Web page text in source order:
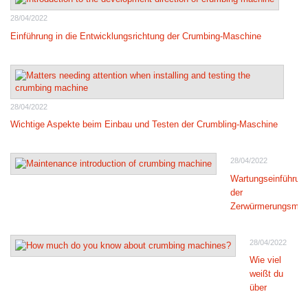
28/04/2022
Einführung in die Entwicklungsrichtung der Crumbing-Maschine
28/04/2022
Wichtige Aspekte beim Einbau und Testen der Crumbling-Maschine
28/04/2022
der
28/04/2022
Wie viel
weißt du
über